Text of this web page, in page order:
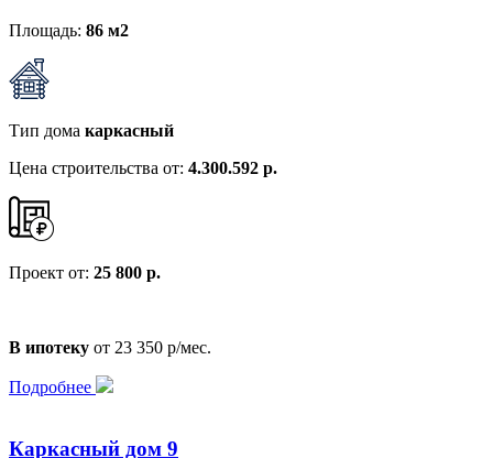
Площадь: 86 м2
Тип дома каркасный
Цена строительства от: 4.300.592 р.
Проект от: 25 800 р.
В ипотеку от 23 350 р/мес.
Подробнее
Каркасный дом 9